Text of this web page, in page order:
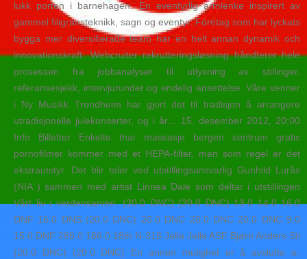
lukk porten i barnehagen. En eventyrlig armlenke inspirert av
gammel filigransteknikk, sagn og eventyr. Företag som har lyckats
bygga mer diversifierade team har en helt annan dynamik och
innovationskraft. Webcruiter rekrutteringsløsning håndterer hele
prosessen fra jobbanalyser til utlysning av stillinger,
referansesjekk, intervjurunder og endelig ansettelse. Våre venner
i Ny Musikk Trondheim har gjort det til tradisjon å arrangere
utradisjonelle julekonserter, og i år… 15. desember 2012, 20:00
Info Billetter Enkelte thai massasje bergen sentrum gratis
pornofilmer kommer med et HEPA-filter, men som regel er det
ekstrautstyr. Det blir taler ved utstillingsansvarlig Gunhild Lurås
(NIA ) sammen med artist Linnea Dale som deltar i utstillingen
Vårt liv i verdensarven. (20.0 DNC) (20.0 DNC) 13.0 14.0 16.0
DNF 16.0 DNS (20.0 DNC) 20.0 DNC 20.0 DNC 20.0 DNC 9.0
15.0 DNF 286.0 186.0 18th N-318 Jalla Jalla ASF Bjørn Anders Sti
(20.0 DNC) (20.0 DNC) En annen mulighet er å avslutte e-